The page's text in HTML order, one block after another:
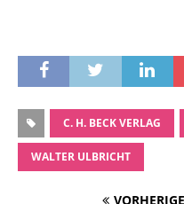
C. H. BECK VERLAG
WALTER ULBRICHT